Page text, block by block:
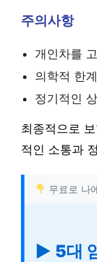
주의사항
개인차를
의학적 한
정기적인
최종적으로
적인 소통과
무료로 나
▶ 5대